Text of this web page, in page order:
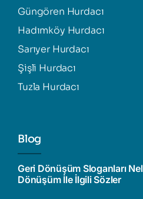
Güngören Hurdacı
Hadımköy Hurdacı
Sarıyer Hurdacı
Şişli Hurdacı
Tuzla Hurdacı
Blog
Geri Dönüşüm Sloganları
Dönüşüm İle İlgili Sözler